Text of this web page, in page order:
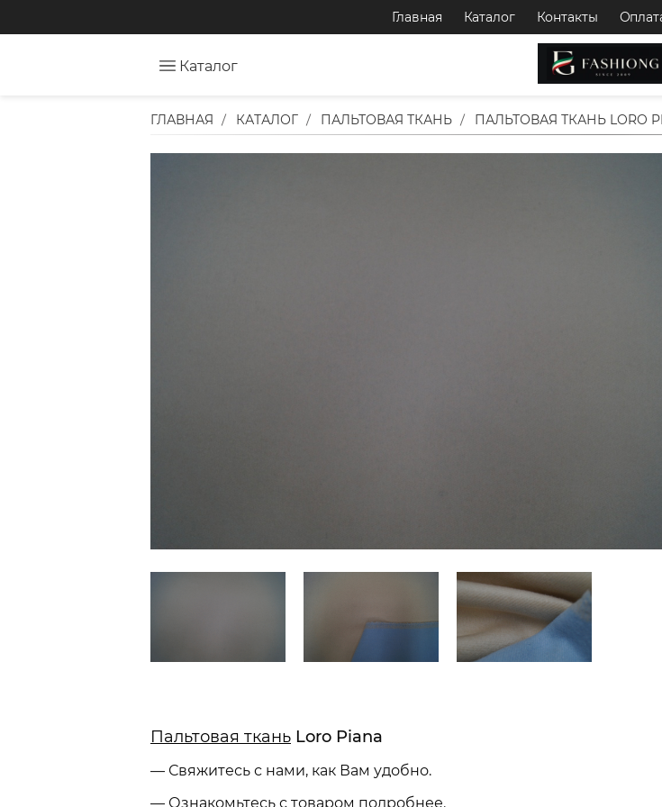
Главная Каталог Контакты
Каталог
ГЛАВНАЯ КАТАЛОГ ПАЛЬТОВАЯ ТКАНЬ ПАЛЬТОВАЯ ТКАНЬ LORO
Пальтовая ткань Loro Piana
— Свяжитесь с нами, как Вам удобно.
— Ознакомьтесь с товаром подробнее.